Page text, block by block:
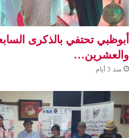
أبوظبي تحتفي بالذكرى
والعشرين…
منذ 3 أيام